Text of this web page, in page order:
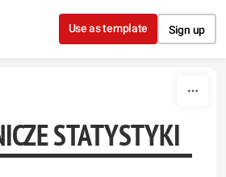
Skip to content
Use as template Sign up
STATYSTYKI